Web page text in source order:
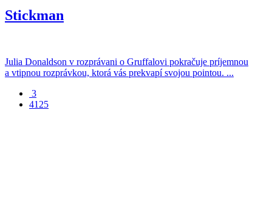
Stickman
Julia Donaldson v rozprávani o Gruffalovi pokračuje príjemnou
a vtipnou rozprávkou, ktorá vás prekvapí svojou pointou. ...
3
4125